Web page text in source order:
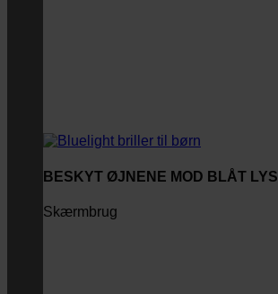
BESKYT ØJNENE MOD BLÅT LYS
Skærmbrug